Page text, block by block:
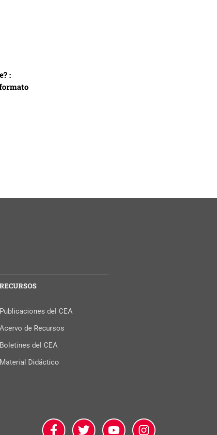
:
RECURSOS
Publicaciones del CEA
Acervo de Recursos
Boletines del CEA
Material Didáctico